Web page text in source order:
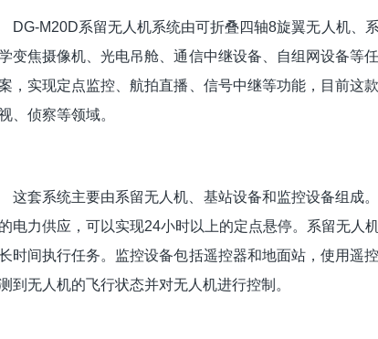
DG-M20D系留无人机系统由可折叠四轴8旋翼无人机、
变焦摄像机、光电吊舱、通信中继设备、自组网设备等
，实现定点监控、航拍直播、信号中继等功能，目前这
、侦察等领域。
这套系统主要由系留无人机、基站设备和监控设备组成
电力供应，可以实现24小时以上的定点悬停。系留无人
时间执行任务。监控设备包括遥控器和地面站，使用遥
到无人机的飞行状态并对无人机进行控制。